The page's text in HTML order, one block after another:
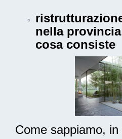
nella
cosa consiste
Come sappiamo,